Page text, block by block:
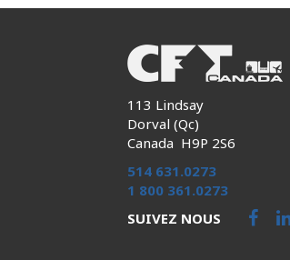
113 Lindsay
Dorval (Qc)
Canada H9P 2S6
514 631.0273
1 800 361.0273
SUIVEZ NOUS